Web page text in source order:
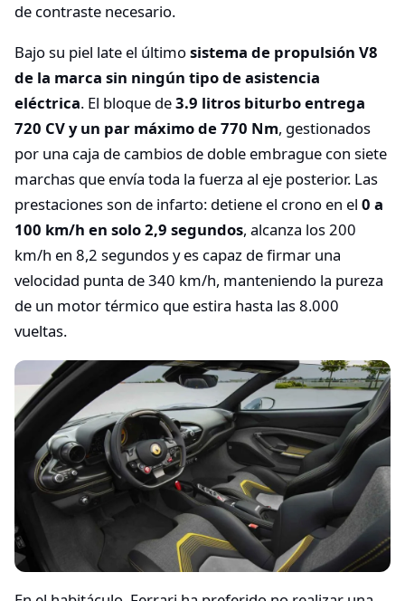
de contraste necesario.
Bajo su piel late el últimosistema de propulsión V8
de la marca sin ningún tipo de asistencia
eléctrica. El bloque de3.9 litros biturbo entrega
720 CV y un par máximo de 770 Nm, gestionados
por una caja de cambios de doble embrague con siete
marchas que envía toda la fuerza al eje posterior. Las
prestaciones son de infarto: detiene el crono en el 0 a
100 km/h en solo 2,9 segundos, alcanza los 200
km/h en 8,2 segundos y es capaz de firmar una
velocidad punta de 340 km/h, manteniendo la pureza
de un motor térmico que estira hasta las 8.000
vueltas.